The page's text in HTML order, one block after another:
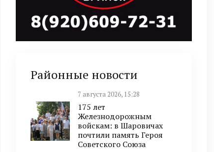
Районные новости
7 августа 2026, 15:28
175 лет
Железнодорожным
войскам: в Шаровичах
почтили память Героя
Советского Союза